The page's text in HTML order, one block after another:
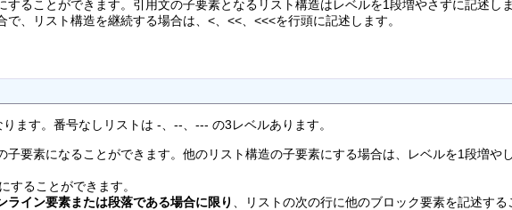
ることができます。引用文の子要素となるリスト構造はレベルを1段増やさずに記述しま
、リスト構造を継続する場合は、<、<<、<<<を行頭に記述します。
ます。番号なしリストは -、--、--- の3レベルあります。
子要素になることができます。他のリスト構造の子要素にする場合は、レベルを1段増
することができます。
ライン要素または段落である場合に限り 、リストの次の行に他のブロック要素を記述す